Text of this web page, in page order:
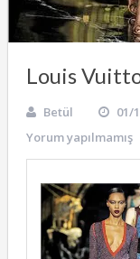
Louis
Betül 01/
Yorum yapılmamış